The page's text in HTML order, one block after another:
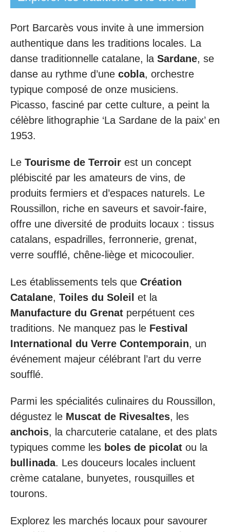
Port Barcarès vous invite à une immersion
authentique dans les traditions locales. La
danse traditionnelle catalane, la Sardane, se
danse au rythme d’une cobla, orchestre
typique composé de onze musiciens.
Picasso, fasciné par cette culture, a peint la
célèbre lithographie ‘La Sardane de la paix’ en
1953.
Le Tourisme de Terroir est un concept
plébiscité par les amateurs de vins, de
produits fermiers et d’espaces naturels. Le
Roussillon, riche en saveurs et savoir-faire,
offre une diversité de produits locaux : tissus
catalans, espadrilles, ferronnerie, grenat,
verre soufflé, chêne-liège et micocoulier.
Les établissements tels que Création
Catalane, Toiles du Soleil et la
Manufacture du Grenat perpétuent ces
traditions. Ne manquez pas le Festival
International du Verre Contemporain, un
événement majeur célébrant l’art du verre
soufflé.
Parmi les spécialités culinaires du Roussillon,
dégustez le Muscat de Rivesaltes, les
anchois, la charcuterie catalane, et des plats
typiques comme les boles de picolat ou la
bullinada. Les douceurs locales incluent
crème catalane, bunyetes, rousquilles et
tourons.
Explorez les marchés locaux pour savourer